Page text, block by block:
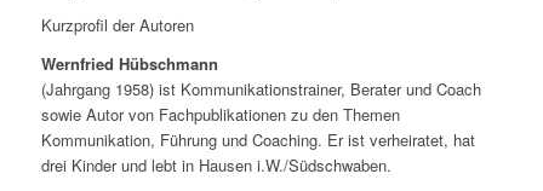
Kurzprofil der Autoren
Wernfried Hübschmann
(Jahrgang 1958) ist Kommunikationstrainer, Berater und Coach
sowie Autor von Fachpublikationen zu den Themen
Kommunikation, Führung und Coaching. Er ist verheiratet, hat
drei Kinder und lebt in Hausen i.W./Südschwaben.